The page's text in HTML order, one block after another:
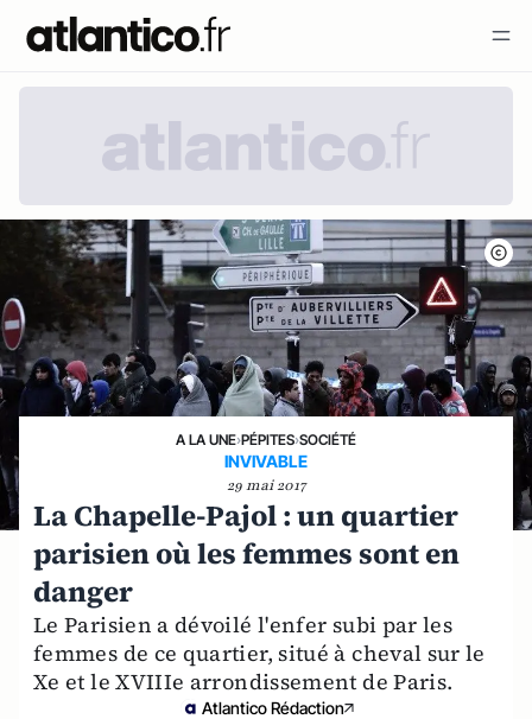
A LA UNE›PÉPITES›SOCIÉTÉ
INVIVABLE
29 mai 2017
La Chapelle-Pajol : un quartier
parisien où les femmes sont en
danger
Le Parisien a dévoilé l'enfer subi par les
femmes de ce quartier, situé à cheval sur le
Xe et le XVIIIe arrondissement de Paris.
Atlantico Rédaction